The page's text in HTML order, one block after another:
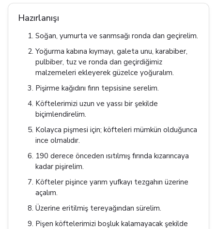
Hazırlanışı
Soğan, yumurta ve sarımsağı ronda dan geçirelim.
Yoğurma kabına kıymayı, galeta unu, karabiber,
pulbiber, tuz ve ronda dan geçirdiğimiz
malzemeleri ekleyerek güzelce yoğuralım.
Pişirme kağıdını fırın tepsisine serelim.
Köftelerimizi uzun ve yassı bir şekilde
biçimlendirelim.
Kolayca pişmesi için; köfteleri mümkün olduğunca
ince olmalıdır.
190 derece önceden ısıtılmış fırında kızarıncaya
kadar pişirelim.
Köfteler pişince yarım yufkayı tezgahın üzerine
açalım.
Üzerine eritilmiş tereyağından sürelim.
Pişen köftelerimizi boşluk kalamayacak şekilde